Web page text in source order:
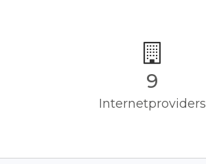
9
Internetproviders